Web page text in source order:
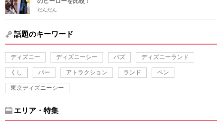
だんだん
話題のキーワード
ディズニー ディズニーシー バズ ディズニーランド
くし バー アトラクション ランド ペン
東京ディズニーシー
エリア・特集